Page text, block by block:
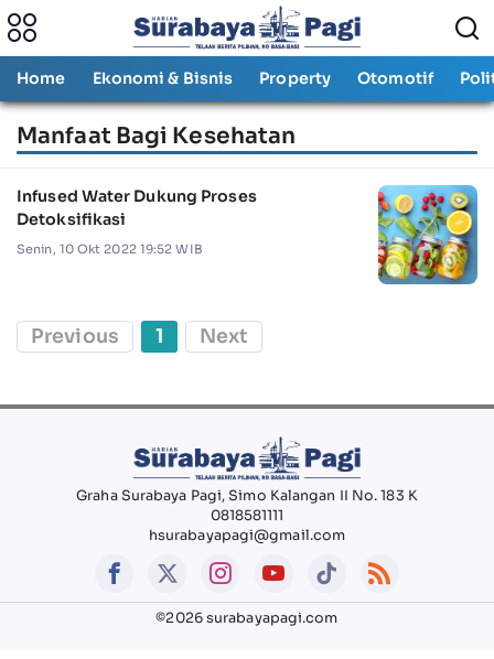
Home Ekonomi & Bisnis Property Otomotif
Manfaat Bagi Kesehatan
Infused Water Dukung Proses
Detoksifikasi
Senin, 10 Okt 2022 19:52 WIB
Previous 1 Next
Graha Surabaya Pagi, Simo Kalangan II No. 183 K
0818581111
hsurabayapagi@gmail.com
©2026 surabayapagi.com